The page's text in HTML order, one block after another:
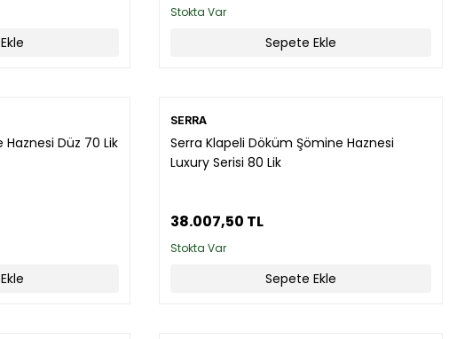
Stokta Var
Sepete Ekle
Düz 70 Lik
SERRA
Serra Klapeli Döküm Şömine Haznesi
Luxury Serisi 80 Lik
38.007,50 TL
Stokta Var
Sepete Ekle